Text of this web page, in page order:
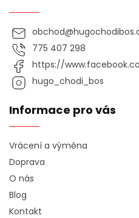
obchod@
775 407 298
https://
hugo_chodi_bos
Informace pro vás
Vrácení a výměna
Doprava
O nás
Blog
Kontakt